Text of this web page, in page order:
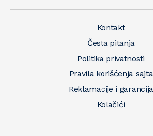
Kontakt
Česta pitanja
Politika privatnosti
Pravila korišćenja sajta
Reklamacije i garancija
Kolačići